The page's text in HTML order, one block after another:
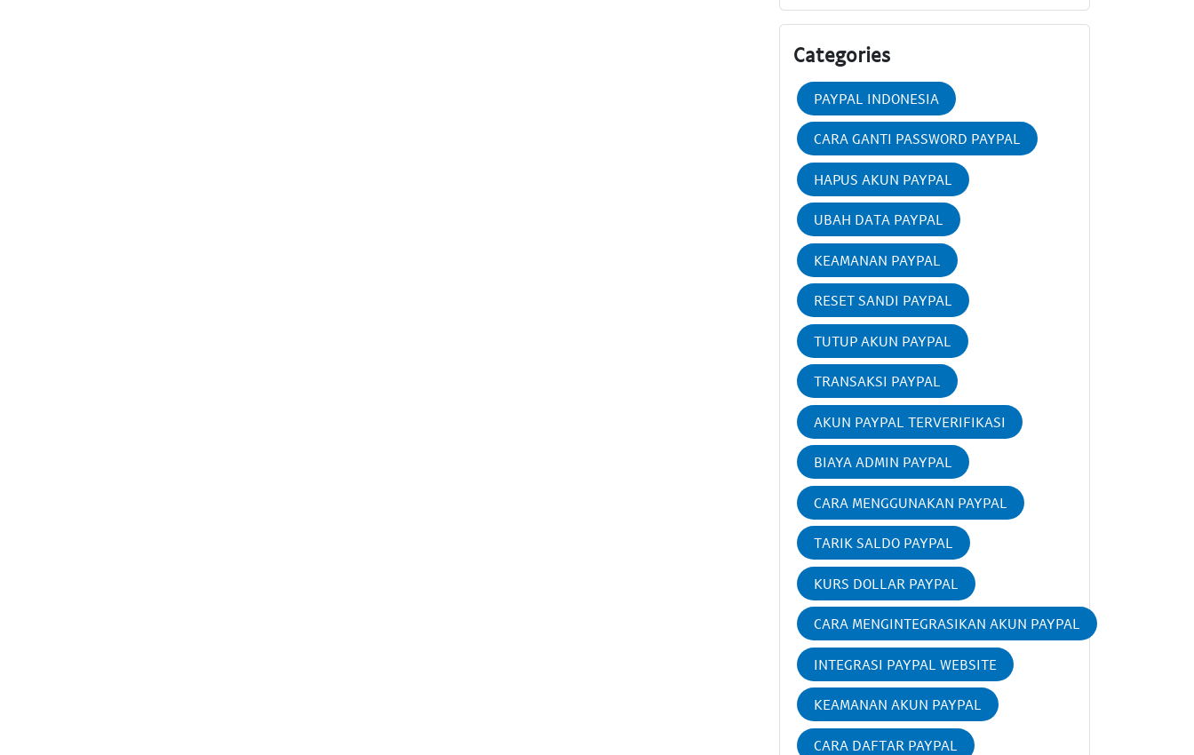
Categories
PAYPAL INDONESIA
CARA GANTI PASSWORD PAYPAL
HAPUS AKUN PAYPAL
UBAH DATA PAYPAL
KEAMANAN PAYPAL
RESET SANDI PAYPAL
TUTUP AKUN PAYPAL
TRANSAKSI PAYPAL
AKUN PAYPAL TERVERIFIKASI
BIAYA ADMIN PAYPAL
CARA MENGGUNAKAN PAYPAL
TARIK SALDO PAYPAL
KURS DOLLAR PAYPAL
CARA MENGINTEGRASIKAN AKUN PAYPAL
INTEGRASI PAYPAL WEBSITE
KEAMANAN AKUN PAYPAL
CARA DAFTAR PAYPAL